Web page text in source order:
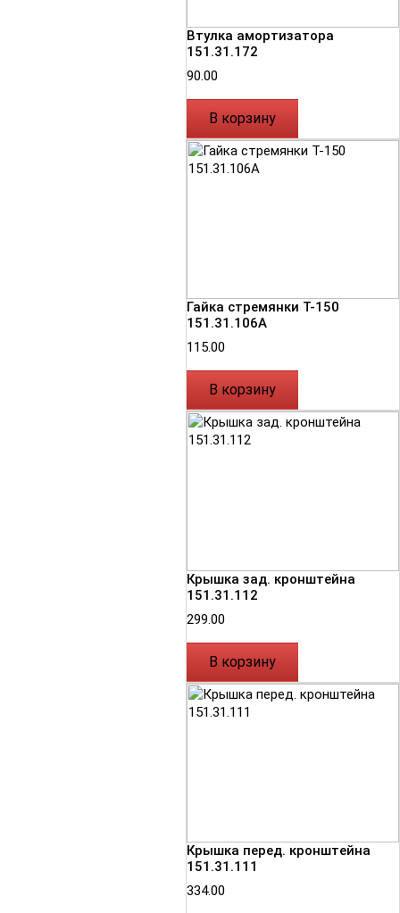
Втулка амортизатора
151.31.172
90.00
В корзину
Гайка стремянки Т-150
151.31.106А
115.00
В корзину
Крышка зад. кронштейна
151.31.112
299.00
В корзину
Крышка перед. кронштейна
151.31.111
334.00